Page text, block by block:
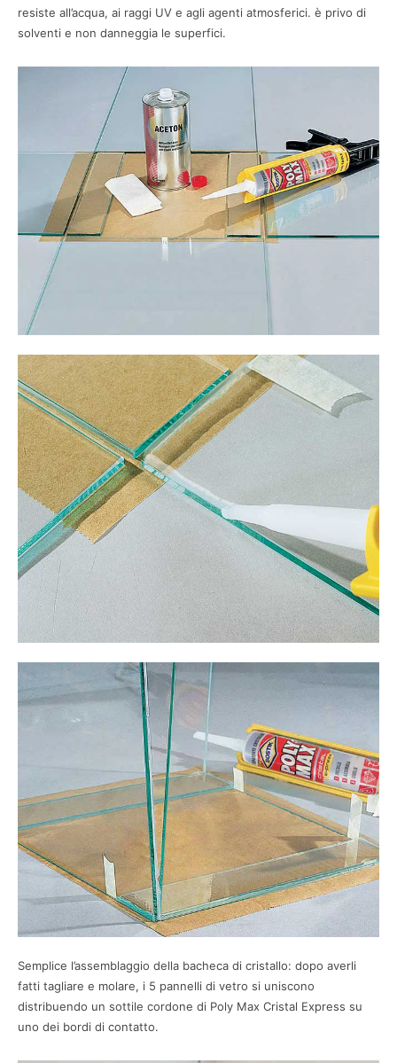
resiste all’acqua, ai raggi UV e agli agenti atmosferici. è privo di
solventi e non danneggia le superfici.
Semplice l’assemblaggio della bacheca di cristallo: dopo averli
fatti tagliare e molare, i 5 pannelli di vetro si uniscono
distribuendo un sottile cordone di Poly Max Cristal Express su
uno dei bordi di contatto.